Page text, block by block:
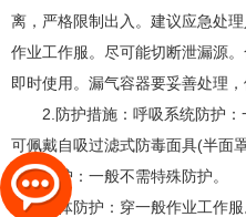
离，严格限制出入。建议应急处
作业工作服。尽可能切断泄漏源
即时使用。漏气容器要妥善处理，
2.防护措施： 呼吸系统防护
可佩戴自吸过滤式防毒面具(半面罩
眼睛防护：一般不需特殊防护。
身体防护：穿一般作业工作服